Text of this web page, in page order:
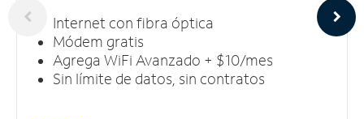
Internet con fibra óptica
Módem gratis
Agrega WiFi Avanzado + $10/mes
Sin límite de datos, sin contratos